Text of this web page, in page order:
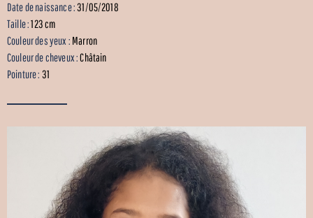
Date de naissance :31/05/2018
Taille :123 cm
Couleur des yeux : Marron
Couleur de cheveux :Châtain
Pointure : 31